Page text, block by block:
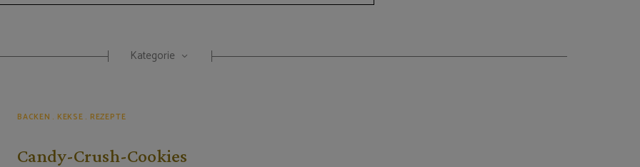
Kategorie
BACKEN KEKSE REZEPTE
Candy-Crush-Cookies